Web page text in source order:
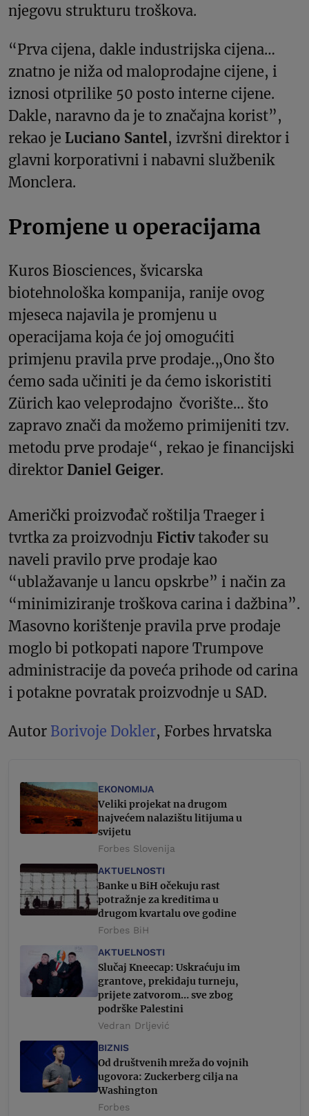
njegovu strukturu troškova.
“Prva cijena, dakle industrijska cijena…
znatno je niža od maloprodajne cijene, i
iznosi otprilike 50 posto interne cijene.
Dakle, naravno da je to značajna korist”,
rekao je Luciano Santel, izvršni direktor i
glavni korporativni i nabavni službenik
Monclera.
Promjene u operacijama
Kuros Biosciences, švicarska
biotehnološka kompanija, ranije ovog
mjeseca najavila je promjenu u
operacijama koja će joj omogućiti
primjenu pravila prve prodaje.„Ono što
ćemo sada učiniti je da ćemo iskoristiti
Zürich kao veleprodajno čvorište… što
zapravo znači da možemo primijeniti tzv.
metodu prve prodaje“, rekao je financijski
direktor Daniel Geiger.
Američki proizvođač roštilja Traeger i
tvrtka za proizvodnju Fictivtakođer su
naveli pravilo prve prodaje kao
“ublažavanje u lancu opskrbe” i način za
“minimiziranje troškova carina i dažbina”.
Masovno korištenje pravila prve prodaje
moglo bi potkopati napore Trumpove
administracije da poveća prihode od carina
i potakne povratak proizvodnje u SAD.
Autor Borivoje Dokler, Forbes hrvatska
EKONOMIJA
Veliki projekat na drugom
najvećem nalazištu litijuma u
svijetu
Forbes Slovenija
AKTUELNOSTI
Banke u BiH očekuju rast
potražnje za kreditima u
drugom kvartalu ove godine
Forbes BiH
AKTUELNOSTI
Slučaj Kneecap: Uskraćuju im
grantove, prekidaju turneju,
prijete zatvorom… sve zbog
podrške Palestini
Vedran Drljević
BIZNIS
Od društvenih mreža do vojnih
ugovora: Zuckerberg cilja na
Washington
Forbes